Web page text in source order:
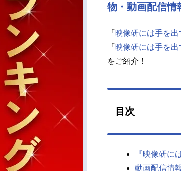
物・動画配信情
『映像研には手を出
『映像研には手を出
をご紹介！
目次
『映像研に
動画配信情